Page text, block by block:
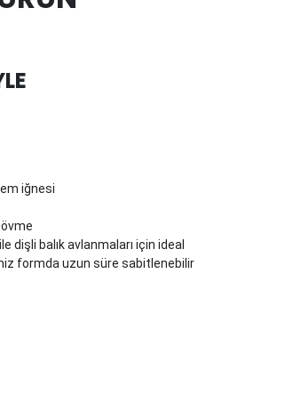
iğnesi
dişli balık avlanmaları için ideal
formda uzun süre sabitlenebilir